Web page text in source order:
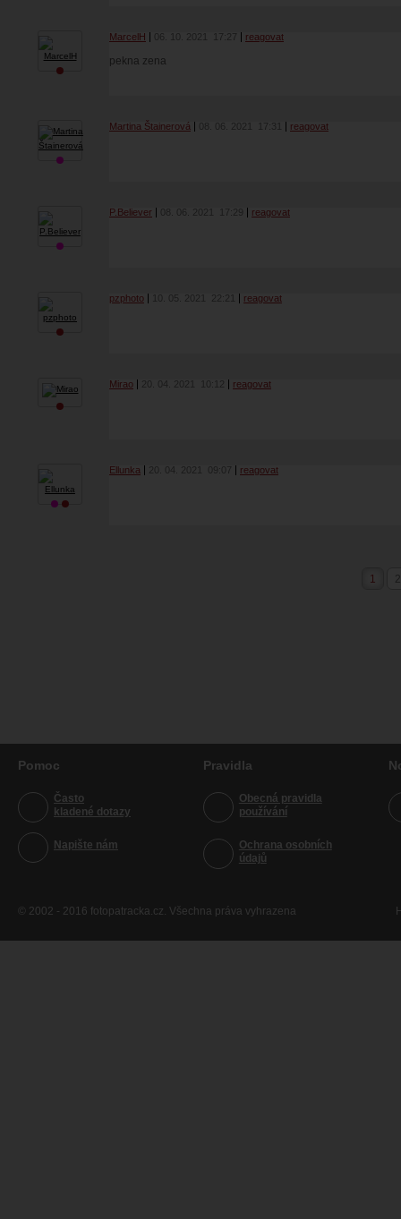
MarcelH 17:27 reagovat
pekna zena
Martina Štainerová 17:31 reagovat
P.Believer 17:29 reagovat
pzphoto 10. 05. 2021 22:21 reagovat
Mirao 20. 04. 2021 10:12 reagovat
Ellunka 20. 04. 2021 09:07 reagovat
1 2
Pomoc
Často
kladené dotazy
Napište nám
Pravidla
Obecná pravidla
používání
Ochrana osobních
údajů
© 2002 - 2016 fotopatracka.cz. Všechna práva vyhrazena